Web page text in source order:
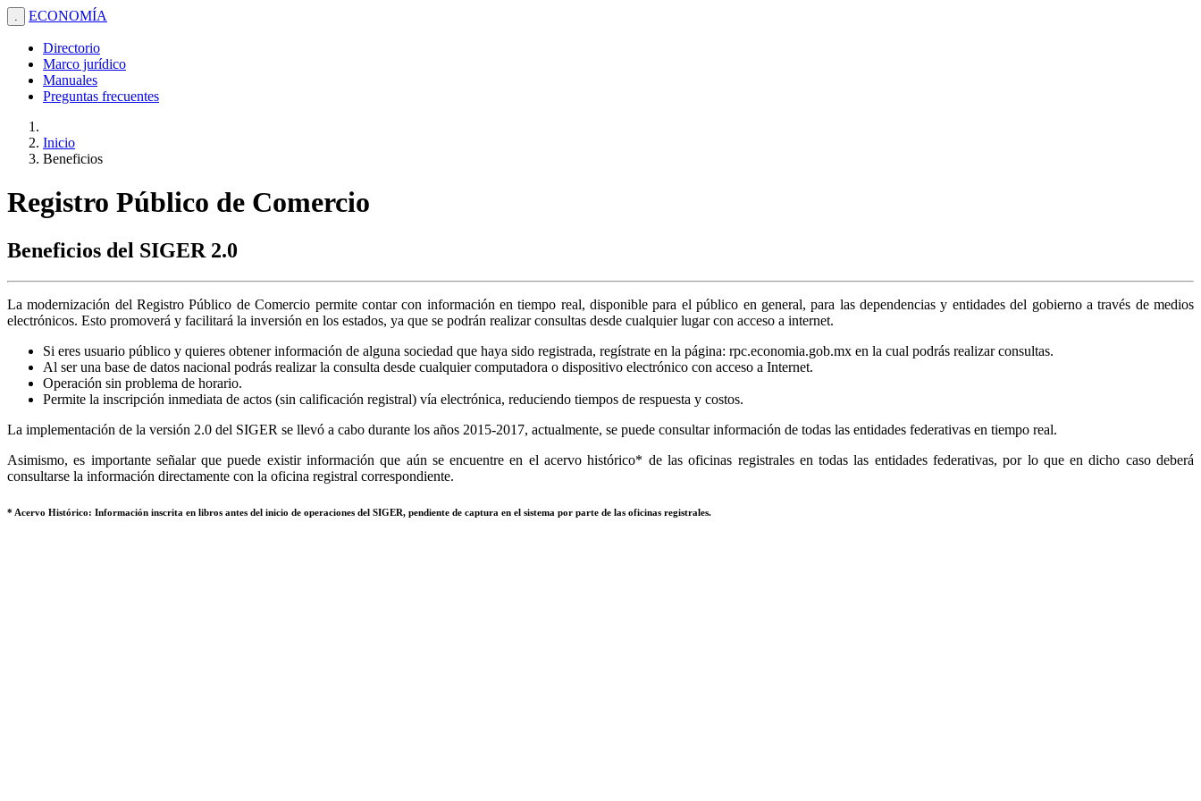
. ECONOMÍA
Directorio
Marco jurídico
Manuales
Preguntas frecuentes
Inicio
Beneficios
Registro Público de Comercio
Beneficios del SIGER 2.0
La modernización del Registro Público de Comercio permite contar con información en tiempo real, disponible para el público en general, para las dependencias y entidades del gobierno a través de medios
electrónicos. Esto promoverá y facilitará la inversión en los estados, ya que se podrán realizar consultas desde cualquier lugar con acceso a internet.
Si eres usuario público y quieres obtener información de alguna sociedad que haya sido registrada, regístrate en la página: rpc.economia.gob.mx en la cual podrás realizar consultas.
Al ser una base de datos nacional podrás realizar la consulta desde cualquier computadora o dispositivo electrónico con acceso a Internet.
Operación sin problema de horario.
Permite la inscripción inmediata de actos (sin calificación registral) vía electrónica, reduciendo tiempos de respuesta y costos.
La implementación de la versión 2.0 del SIGER se llevó a cabo durante los años 2015-2017, actualmente, se puede consultar información de todas las entidades federativas en tiempo real.
Asimismo, es importante señalar que puede existir información que aún se encuentre en el acervo histórico* de las oficinas registrales en todas las entidades federativas, por lo que en dicho caso deberá
consultarse la información directamente con la oficina registral correspondiente.
* Acervo Histórico: Información inscrita en libros antes del inicio de operaciones del SIGER, pendiente de captura en el sistema por parte de las oficinas registrales.